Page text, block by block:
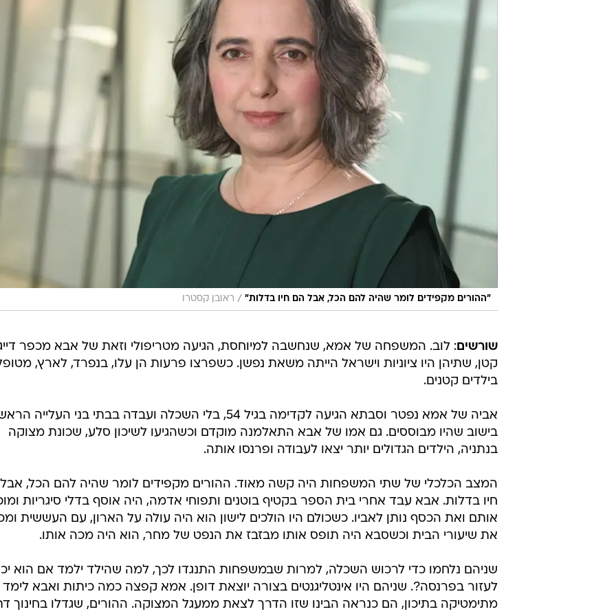
"ההורים מקפידים לומר שהיה להם הכל, אבל הם חיו בדלות" / ראובן קסטרו
שורשים: לוב. המשפחה של אמא, שנחשבה למיוחסת, הגיעה מטריפולי וזאת של אבא מכפר
קטן, שתיהן היו ציוניות וישראל הייתה משאת נפשן. כשפרצו פרעות הן עלו, בנפרד, לארץ,
בילדים קטנים.
אביה של אמא נפטר וסבתא הגיעה לקדימה בגיל 54, בלי השכלה ועבדה בבתי בני העלייה
בישוב שהיו מבוססים. גם אמו של אבא התאלמנה מוקדם וכשהגיעו לשיכון סלע, שכונת מצוקה
בנתניה, הילדים הגדולים יותר יצאו לעבודה ופרנסו אותה.
המצב הכלכלי של שתי המשפחות היה קשה מאוד. ההורים מקפידים לומר שהיה להם הכל,
חיו בדלות. אבא עבד אחרי בית הספר בקטיף בוטנים ותפוחי אדמה, היה אוסף בדלי סיגריות
אותם ואת הכסף נותן לאביו. כשכולם היו הולכים לישון הוא היה עולה על הארון, עם העששית
את שיעורי הבית וכשסבא היה תופס אותו מבזבז את הנפט של מחר, הוא היה מכה אותו.
שניהם נלחמו כדי לרכוש השכלה, למרות שבמשפחות התנגדו לכך, למה שהילד ילמד אם הוא
לעזור בפרנסה?. שניהם היו אינטליגנטים בצורה יוצאת דופן. אמא קפצה כמה כיתות ואבא לימד
מתימטיקה בתיכון, הם כנראה הבינו שזו הדרך לצאת ממעגל המצוקה. ההורים, שגדלו בחינוך